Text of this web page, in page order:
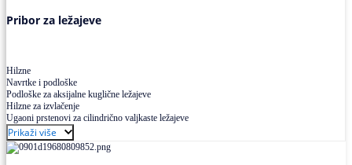
Pribor za ležajeve
Hilzne
Navrtke i podloške
Podloške za aksijalne kuglične ležajeve
Hilzne za izvlačenje
Ugaoni prstenovi za cilindrično valjkaste ležajeve
Prikaži više